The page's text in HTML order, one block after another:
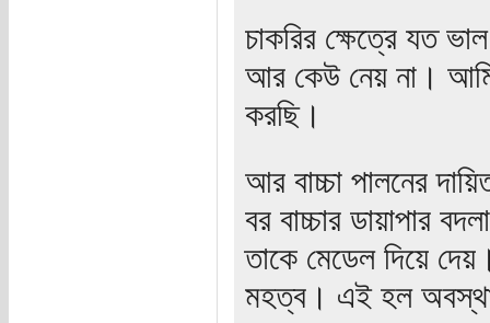
চাকরির ক্ষেত্রে যত
আর কেউ নেয় না।
করছি।
আর বাচ্চা পালনের
বর বাচ্চার ডায়াপার
তাকে মেডেল দিয়ে
মহত্ব। এই হল